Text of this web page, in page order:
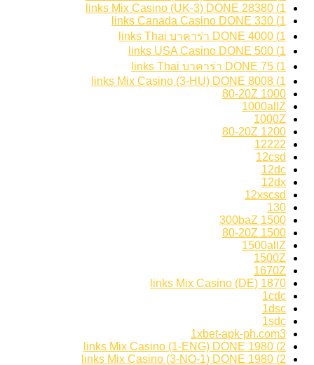
1) 28380 links Mix Casino (UK-3) DONE
1) 330 links Canada Casino DONE
1) 4000 links Thai บาคาร่า DONE
1) 500 links USA Casino DONE
1) 75 links Thai บาคาร่า DONE
1) 8008 links Mix Casino (3-HU) DONE
1000 80-20Z
1000allZ
1000Z
1200 80-20Z
12222
12csd
12dc
12dx
12xscsd
130
1500 300baZ
1500 80-20Z
1500allZ
1500Z
1670Z
1870 links Mix Casino (DE)
1cdc
1dsc
1sdc
1xbet-apk-ph.com3
2) 1980 links Mix Casino (1-ENG) DONE
2) 1980 links Mix Casino (3-NO-1) DONE